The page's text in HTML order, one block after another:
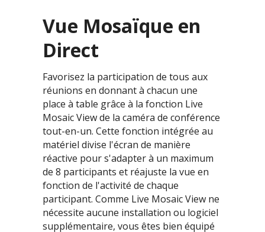
Vue Mosaïque en
Direct
Favorisez la participation de tous aux
réunions en donnant à chacun une
place à table grâce à la fonction Live
Mosaic View de la caméra de conférence
tout-en-un. Cette fonction intégrée au
matériel divise l'écran de manière
réactive pour s'adapter à un maximum
de 8 participants et réajuste la vue en
fonction de l'activité de chaque
participant. Comme Live Mosaic View ne
nécessite aucune installation ou logiciel
supplémentaire, vous êtes bien équipé